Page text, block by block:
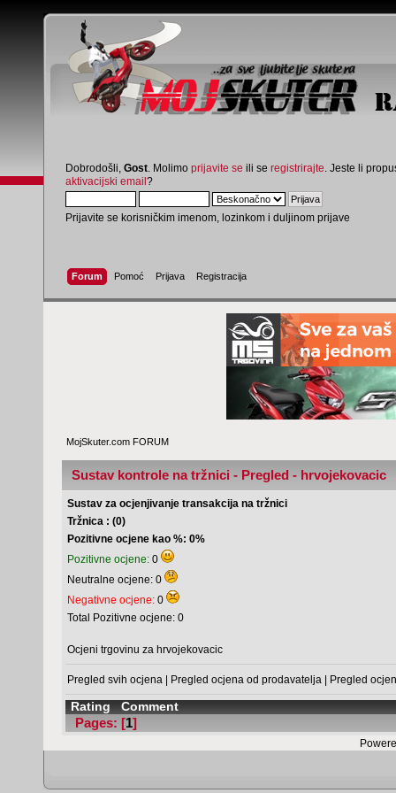
Dobrodošli, Gost . Molimo prijavite se ili se registrirajte . Jeste li
aktivacijski email?
Prijavite se korisničkim imenom, lozinkom i duljinom prijave
Forum Pomoć Prijava Registracija
MojSkuter.com FORUM
Sustav kontrole na tržnici - Pregled - hrvojekovacic
Sustav za ocjenjivanje transakcija na tržnici
Tržnica : (0)
Pozitivne ocjene kao %: 0%
Pozitivne ocjene: 0
Neutralne ocjene: 0
Negativne ocjene: 0
Total Pozitivne ocjene: 0
Ocjeni trgovinu za hrvojekovacic
Pregled svih ocjena | Pregled ocjena od prodavatelja | Pregled
Rating Comment
Pages: [1]